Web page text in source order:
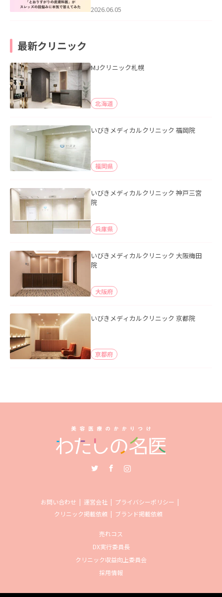
2026.06.05
最新クリニック
MJクリニック札幌
北海道
いびきメディカルクリニック 福岡院
福岡県
いびきメディカルクリニック 神戸三宮
院
兵庫県
いびきメディカルクリニック 大阪梅田
院
大阪府
いびきメディカルクリニック 京都院
京都府
お問い合わせ 運営会社
プライバシーポリシー
クリニック掲載依頼
ブランド掲載依頼
売れコス
DX実行委員長
クリニック収益向上委員会
採用情報